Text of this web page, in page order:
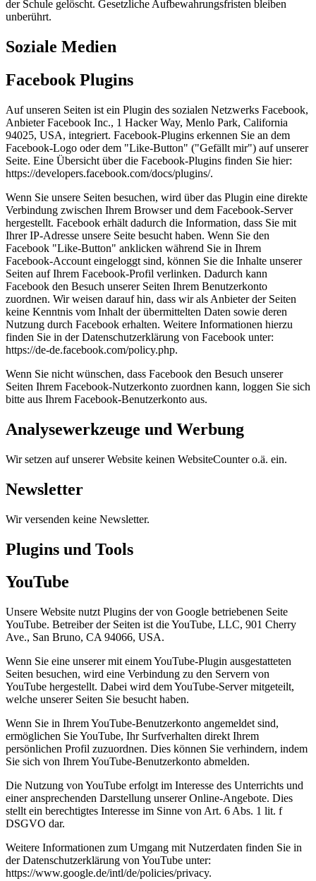
der Schule gelöscht. Gesetzliche Aufbewahrungsfristen bleiben
unberührt.
Soziale Medien
Facebook Plugins
Auf unseren Seiten ist ein Plugin des sozialen Netzwerks Facebook,
Anbieter Facebook Inc., 1 Hacker Way, Menlo Park, California
94025, USA, integriert. Facebook-Plugins erkennen Sie an dem
Facebook-Logo oder dem "Like-Button" ("Gefällt mir") auf unserer
Seite. Eine Übersicht über die Facebook-Plugins finden Sie hier:
https://developers.facebook.com/docs/plugins/.
Wenn Sie unsere Seiten besuchen, wird über das Plugin eine direkte
Verbindung zwischen Ihrem Browser und dem Facebook-Server
hergestellt. Facebook erhält dadurch die Information, dass Sie mit
Ihrer IP-Adresse unsere Seite besucht haben. Wenn Sie den
Facebook "Like-Button" anklicken während Sie in Ihrem
Facebook-Account eingeloggt sind, können Sie die Inhalte unserer
Seiten auf Ihrem Facebook-Profil verlinken. Dadurch kann
Facebook den Besuch unserer Seiten Ihrem Benutzerkonto
zuordnen. Wir weisen darauf hin, dass wir als Anbieter der Seiten
keine Kenntnis vom Inhalt der übermittelten Daten sowie deren
Nutzung durch Facebook erhalten. Weitere Informationen hierzu
finden Sie in der Datenschutzerklärung von Facebook unter:
https://de-de.facebook.com/policy.php.
Wenn Sie nicht wünschen, dass Facebook den Besuch unserer
Seiten Ihrem Facebook-Nutzerkonto zuordnen kann, loggen Sie sich
bitte aus Ihrem Facebook-Benutzerkonto aus.
Analysewerkzeuge und Werbung
Wir setzen auf unserer Website keinen WebsiteCounter o.ä. ein.
Newsletter
Wir versenden keine Newsletter.
Plugins und Tools
YouTube
Unsere Website nutzt Plugins der von Google betriebenen Seite
YouTube. Betreiber der Seiten ist die YouTube, LLC, 901 Cherry
Ave., San Bruno, CA 94066, USA.
Wenn Sie eine unserer mit einem YouTube-Plugin ausgestatteten
Seiten besuchen, wird eine Verbindung zu den Servern von
YouTube hergestellt. Dabei wird dem YouTube-Server mitgeteilt,
welche unserer Seiten Sie besucht haben.
Wenn Sie in Ihrem YouTube-Benutzerkonto angemeldet sind,
ermöglichen Sie YouTube, Ihr Surfverhalten direkt Ihrem
persönlichen Profil zuzuordnen. Dies können Sie verhindern, indem
Sie sich von Ihrem YouTube-Benutzerkonto abmelden.
Die Nutzung von YouTube erfolgt im Interesse des Unterrichts und
einer ansprechenden Darstellung unserer Online-Angebote. Dies
stellt ein berechtigtes Interesse im Sinne von Art. 6 Abs. 1 lit. f
DSGVO dar.
Weitere Informationen zum Umgang mit Nutzerdaten finden Sie in
der Datenschutzerklärung von YouTube unter:
https://www.google.de/intl/de/policies/privacy.